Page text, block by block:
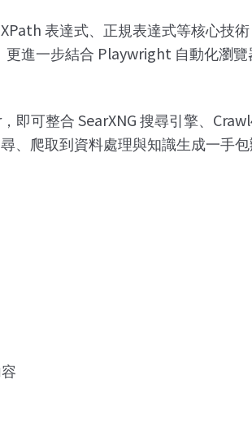
表達式、正規表達式等核心技術
更進一步結合 Playwright 自動化瀏覽
，即可整合 SearXNG 搜尋引擎、
、爬取到資料處理與知識生成一手包